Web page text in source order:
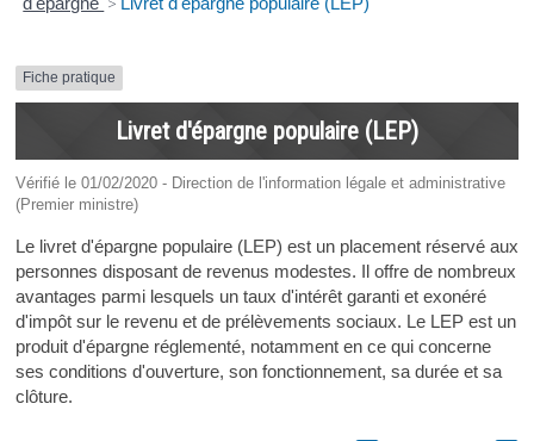
Fiche pratique
Livret d'épargne populaire (LEP)
Vérifié le 01/02/2020 - Direction de l'information légale et administrative
(Premier ministre)
Le livret d'épargne populaire (LEP) est un placement réservé aux
personnes disposant de revenus modestes. Il offre de nombreux
avantages parmi lesquels un taux d'intérêt garanti et exonéré
d'impôt sur le revenu et de prélèvements sociaux. Le LEP est un
produit d'épargne réglementé, notamment en ce qui concerne
ses conditions d'ouverture, son fonctionnement, sa durée et sa
clôture.